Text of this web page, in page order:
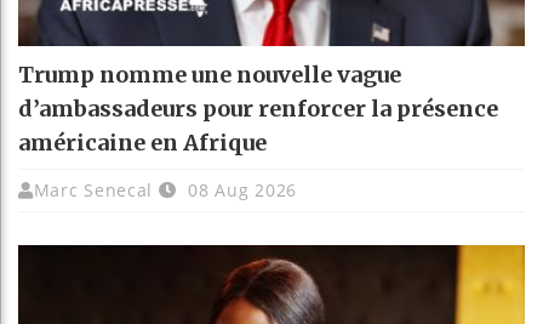
Trump nomme une nouvelle vague
d’ambassadeurs pour renforcer la présence
américaine en Afrique
Marc Senecal 08 Aug 2026